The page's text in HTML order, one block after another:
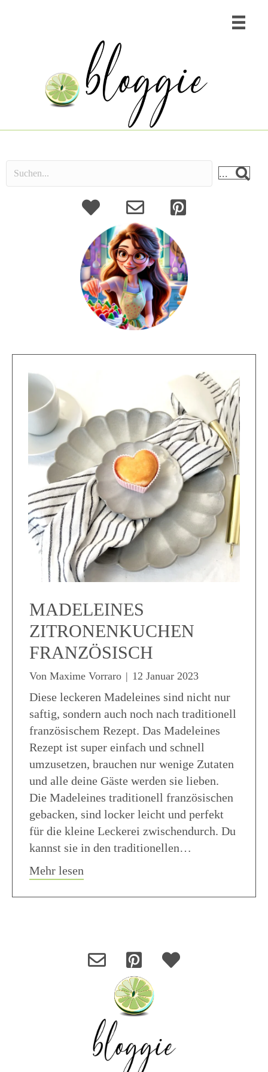
...
About Kontakt
MADELEINES
ZITRONENKUCHEN
FRANZÖSISCH
Von Maxime Vorraro | 12 Januar 2023
Diese leckeren Madeleines sind nicht nur
saftig, sondern auch noch nach traditionell
französischem Rezept. Das Madeleines
Rezept ist super einfach und schnell
umzusetzen, brauchen nur wenige Zutaten
und alle deine Gäste werden sie lieben.
Die Madeleines traditionell französischen
gebacken, sind locker leicht und perfekt
für die kleine Leckerei zwischendurch. Du
kannst sie in den traditionellen…
Mehr lesen